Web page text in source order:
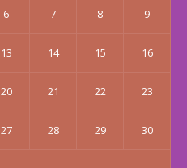
6 7 8 9
13 14 15 16
20 21 22 23
27 28 29 30